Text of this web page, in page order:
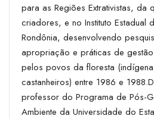
para as Regiões Extrativistas, da
criadores, e no Instituto Estadual
Rondônia, desenvolvendo
apropriação e práticas de
pelos povos da floresta
castanheiros) entre 1986 e
professor do Programa de Pós-
Ambiente da Universidade do